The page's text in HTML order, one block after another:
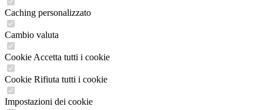
Caching personalizzato
Cambio valuta
Cookie Accetta tutti i cookie
Cookie Rifiuta tutti i cookie
Impostazioni dei cookie